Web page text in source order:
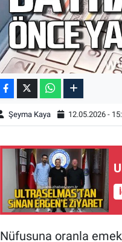
Şeyma Kaya 12.05.2026 -
Nüfusuna oranla